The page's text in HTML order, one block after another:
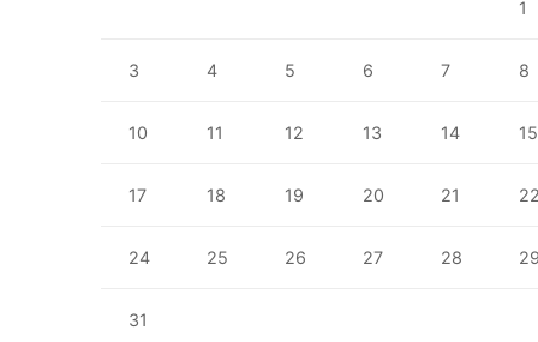
1
3 4 5 6 7 8
10 11 12 13 14 15
17 18 19 20 21
24 25 26 27 28
31